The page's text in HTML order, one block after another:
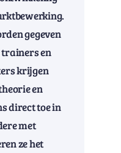
gegeven
trainers en
krijgen
en
direct toe in
met
ze het